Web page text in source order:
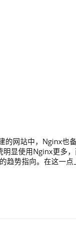
的网站中，Nginx也
明显使用Nginx更多
趋势指向。在这一点